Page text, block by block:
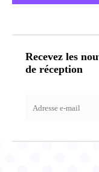
Recevez les
de réception